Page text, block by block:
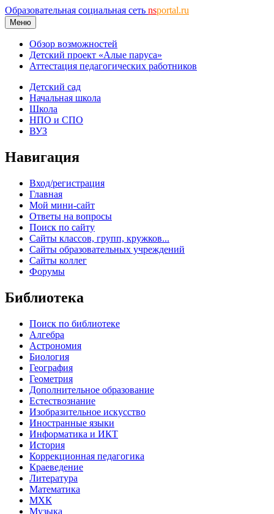
Образовательная социальная сеть nsportal.ru
Меню
Обзор возможностей
Детский проект «Алые паруса»
Аттестация педагогических работников
Детский сад
Начальная школа
Школа
НПО и СПО
ВУЗ
Навигация
Вход/регистрация
Главная
Мой мини-сайт
Ответы на вопросы
Поиск по сайту
Сайты классов, групп, кружков...
Сайты образовательных учреждений
Сайты коллег
Форумы
Библиотека
Поиск по библиотеке
Алгебра
Астрономия
Биология
География
Геометрия
Дополнительное образование
Естествознание
Изобразительное искусство
Иностранные языки
Информатика и ИКТ
История
Коррекционная педагогика
Краеведение
Литература
Математика
МХК
Музыка